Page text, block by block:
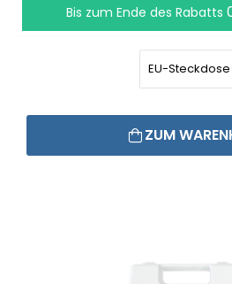
Bis zum Ende des Rabatts
ZUM